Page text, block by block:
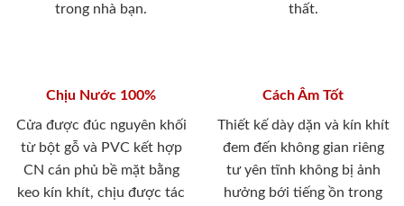
trong nhà bạn.
thất.
Chịu Nước 100%
Cửa được đúc nguyên khối
từ bột gỗ và PVC kết hợp
CN cán phủ bề mặt bằng
keo kín khít, chịu được tác
Cách Âm Tốt
Thiết kế dày dặn và kín khít
đem đến không gian riêng
tư yên tĩnh không bị ảnh
hưởng bới tiếng ồn trong